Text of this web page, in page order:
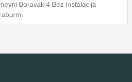
Boravak 4 Bez Instalacija